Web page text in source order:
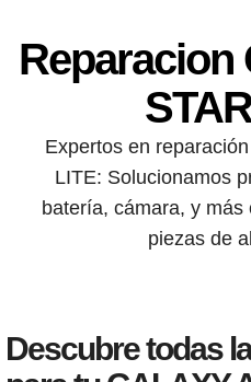
Reparacion
Expertos en
LITE: Solucionamos
batería, cámara, y
piezas de
Descubre todas